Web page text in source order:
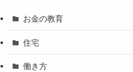
お金の教育
住宅
働き方